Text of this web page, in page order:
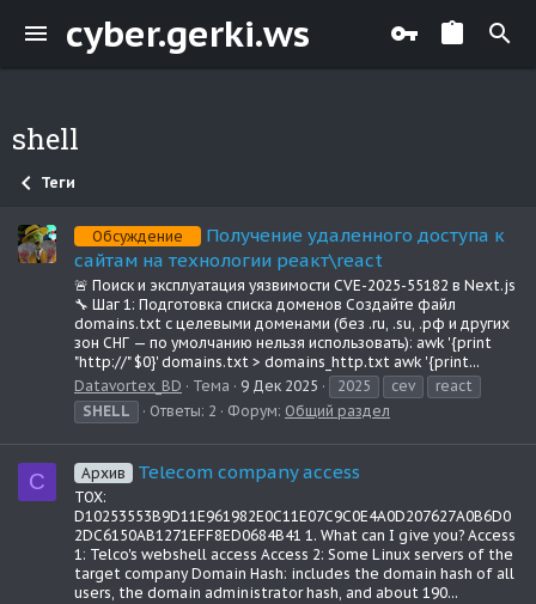
cyber.gerki.ws
shell
Теги
Обсуждение
Получение удаленного доступа к
сайтам на технологии реакт\react
🚨 Поиск и эксплуатация уязвимости CVE-2025-55182 в Next.js
🔧 Шаг 1: Подготовка списка доменов Создайте файл
domains.txt с целевыми доменами (без .ru, .su, .рф и других
зон СНГ — по умолчанию нельзя использовать): awk '{print
"http://" $0}' domains.txt > domains_http.txt awk '{print...
Datavortex_BD
Тема 9 Дек 2025 2025 cev
react
SHELL
Ответы: 2 Форум: Общий раздел
C Архив Telecom company access
TOX:
D10253553B9D11E961982E0C11E07C9C0E4A0D207627A0B6D0
2DC6150AB1271EFF8ED0684B41 1. What can I give you? Access
1: Telco's webshell access Access 2: Some Linux servers of the
target company Domain Hash: includes the domain hash of all
users, the domain administrator hash, and about 190...